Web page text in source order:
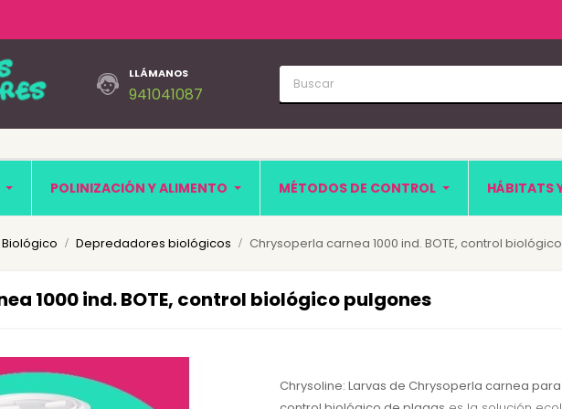
LLÁMANOS
941041087
POLINIZACIÓN Y ALIMENTO MÉTODOS DE CONTROL HÁBITATS
Depredadores biológicos Chrysoperla carnea 1000 ind. BOTE, control
1000 ind. BOTE, control biológico pulgones
Chrysoline: Larvas de Chrysoperla carnea